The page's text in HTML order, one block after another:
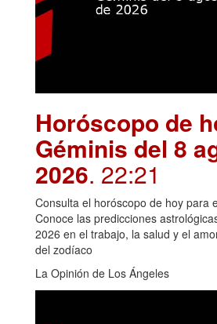
Horóscopo de
Géminis del 8
2026. 22:21
Consulta el horóscopo de hoy para
Conoce las predicciones
2026 en el trabajo, la salud y el
del zodíaco
La Opinión de Los Ángeles